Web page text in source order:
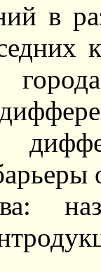
в